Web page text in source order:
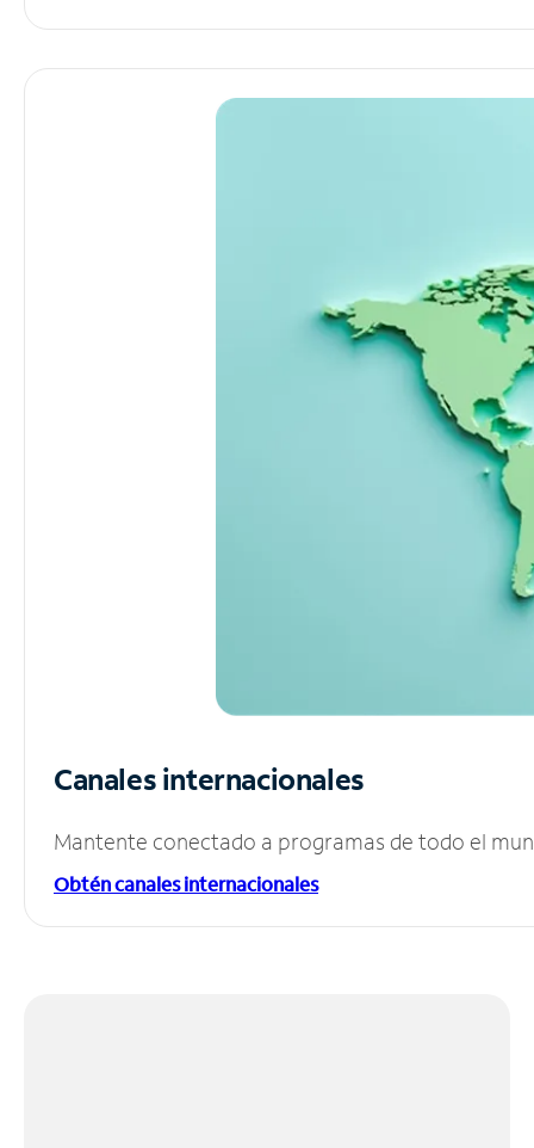
Canales internacionales
Mantente conectado a programas de todo el
Obtén canales internacionales